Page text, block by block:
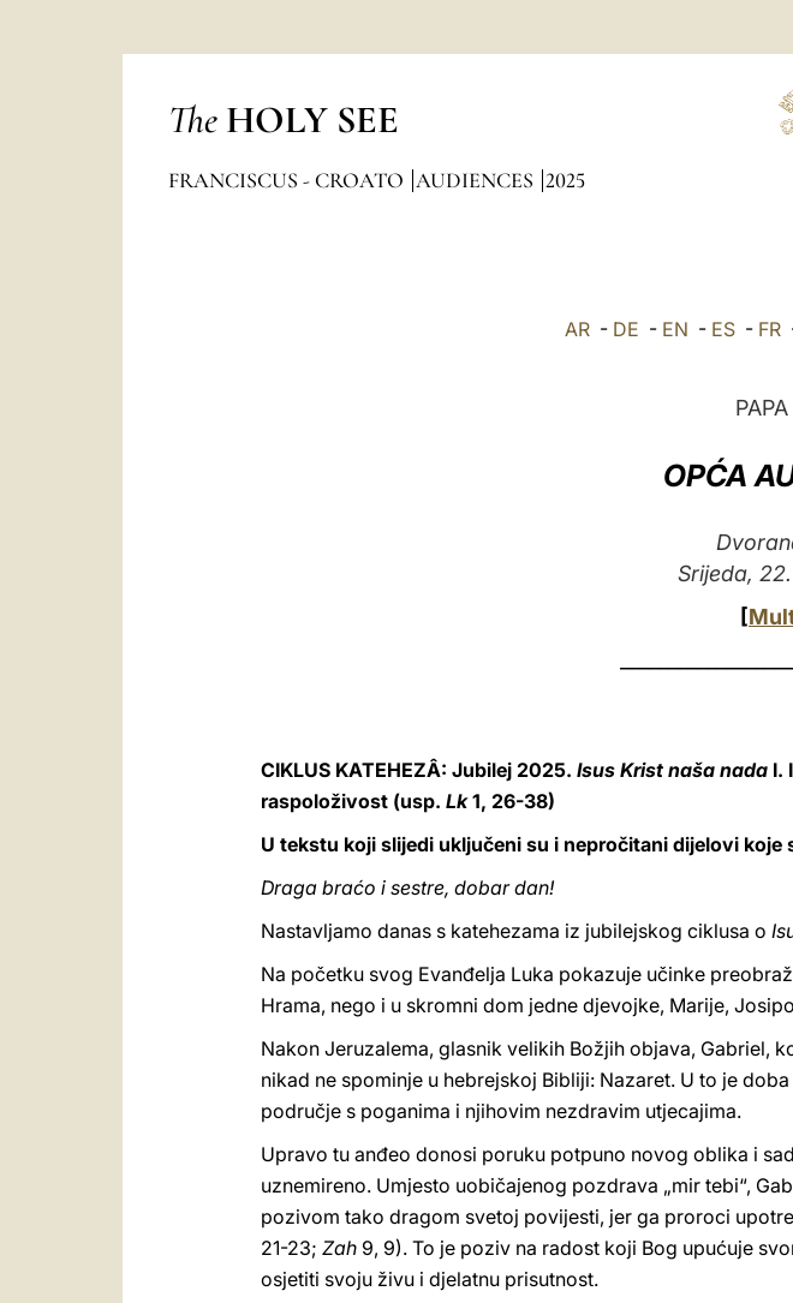
The HOLY SEE
FRANCISCUS - CROATO AUDIENCES 2025
AR - DE - EN - ES - FR
OPĆA
Srijeda,
[
CIKLUS KATEHEZÂ: Jubilej 2025. Isus Krist naša nada I.
raspoloživost (usp. Lk1, 26-38)
U tekstu koji slijedi uključeni su i nepročitani dijelovi
Draga braćo i sestre, dobar dan!
Nastavljamo danas s katehezama iz jubilejskog ciklusa o
Na početku svog Evanđelja Luka pokazuje učinke
Hrama, nego i u skromni dom jedne djevojke, Marije,
Nakon Jeruzalema, glasnik velikih Božjih objava, Gabriel,
nikad ne spominje u hebrejskoj Bibliji: Nazaret. U to je
područje s poganima i njihovim nezdravim utjecajima.
Upravo tu anđeo donosi poruku potpuno novog oblika i
uznemireno. Umjesto uobičajenog pozdrava „mir tebi“,
pozivom tako dragom svetoj povijesti, jer ga proroci
21-23; Zah 9, 9). To je poziv na radost koji Bog upućuje
osjetiti svoju živu i djelatnu prisutnost.